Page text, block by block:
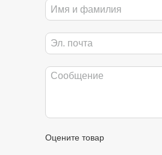
Оцените товар